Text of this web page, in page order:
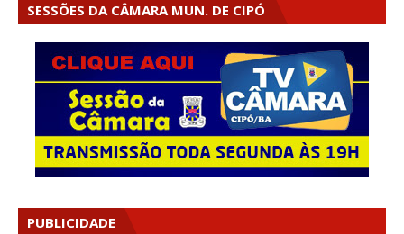
SESSÕES DA CÂMARA MUN. DE CIPÓ
PUBLICIDADE